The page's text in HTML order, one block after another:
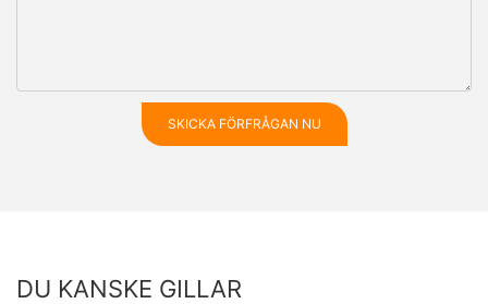
SKICKA FÖRFRÅGAN NU
DU KANSKE GILLAR